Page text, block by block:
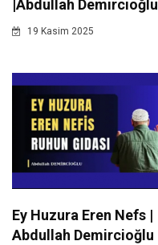
|Abdullah Demircioğlu
19 Kasim 2025
Ey Huzura Eren Nefs |
Abdullah Demircioğlu